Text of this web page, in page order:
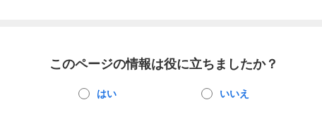
このページの情報は役に立ちましたか？
はい いいえ